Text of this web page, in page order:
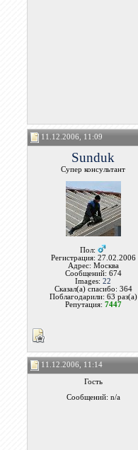
11.12.2006, 11:09
Sunduk
Супер консультант
Пол:
Регистрация: 27.02.2006
Адрес: Москва
Сообщений: 674
Images:22
Сказал(а) спасибо: 364
Поблагодарили: 63 раз(а)
Репутация: 7447
11.12.2006, 11:14
Гость
Сообщений: n/a